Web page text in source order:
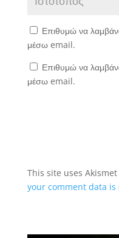
Επιθυμώ να
μέσω email.
Επιθυμώ να
μέσω email.
This site uses
your comment data is